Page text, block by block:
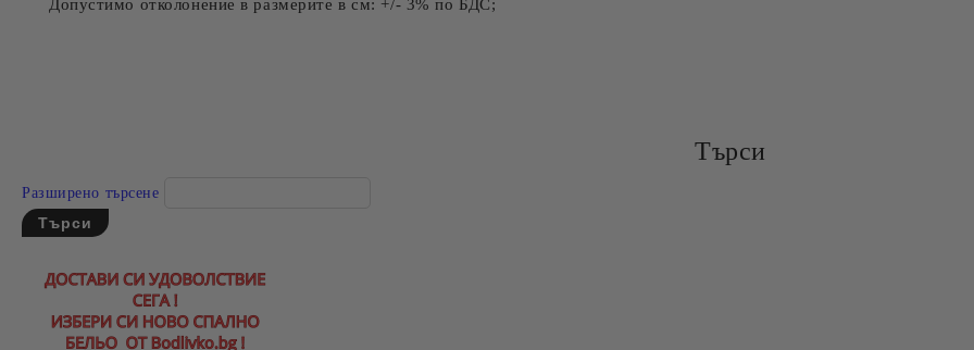
Допустимо отколонение в размерите в см: +/- 3% по БДС;
Търси
Разширено търсене